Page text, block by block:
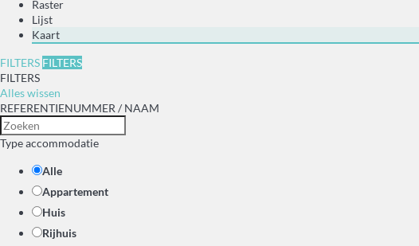
Raster
Lijst
Kaart
FILTERS FILTERS
FILTERS
Alles wissen
REFERENTIENUMMER / NAAM
Type accommodatie
Alle
Appartement
Huis
Rijhuis